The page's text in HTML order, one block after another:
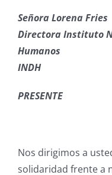
Señora Lorena Fries
Directora Instituto
Humanos
INDH
PRESENTE
Nos dirigimos a
solidaridad frente a